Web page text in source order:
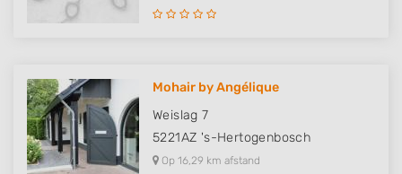
Mohair by Angélique
Weislag 7
5221AZ 's-Hertogenbosch
Op 16,29 km afstand